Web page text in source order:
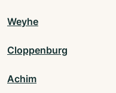
Weyhe
Cloppenburg
Achim